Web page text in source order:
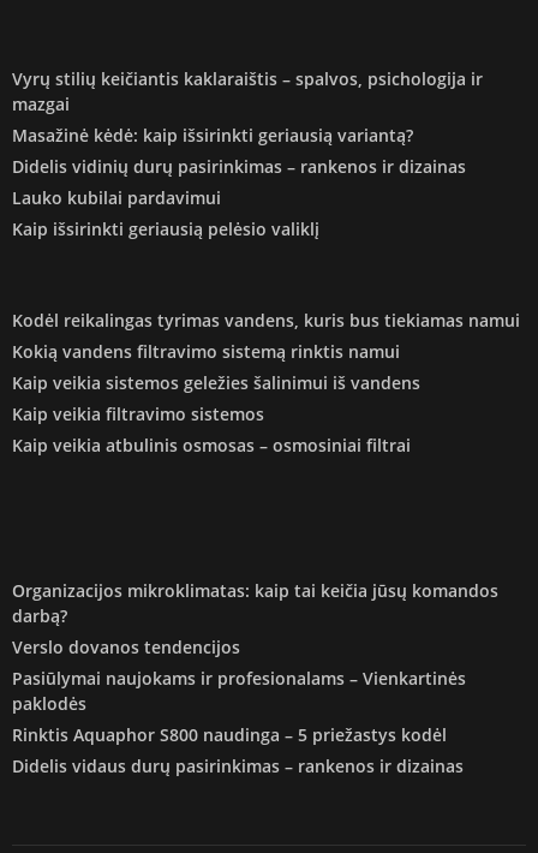
Vyrų stilių keičiantis kaklaraištis – spalvos, psichologija ir
mazgai
Masažinė kėdė: kaip išsirinkti geriausią variantą?
Didelis vidinių durų pasirinkimas – rankenos ir dizainas
Lauko kubilai pardavimui
Kaip išsirinkti geriausią pelėsio valiklį
Kodėl reikalingas tyrimas vandens, kuris bus tiekiamas namui
Kokią vandens filtravimo sistemą rinktis namui
Kaip veikia sistemos geležies šalinimui iš vandens
Kaip veikia filtravimo sistemos
Kaip veikia atbulinis osmosas – osmosiniai filtrai
Organizacijos mikroklimatas: kaip tai keičia jūsų komandos
darbą?
Verslo dovanos tendencijos
Pasiūlymai naujokams ir profesionalams – Vienkartinės
paklodės
Rinktis Aquaphor S800 naudinga – 5 priežastys kodėl
Didelis vidaus durų pasirinkimas – rankenos ir dizainas